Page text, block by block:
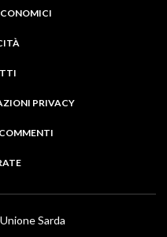
PRIVACY
Sarda